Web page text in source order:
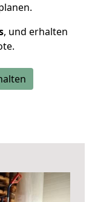
, und erhalten